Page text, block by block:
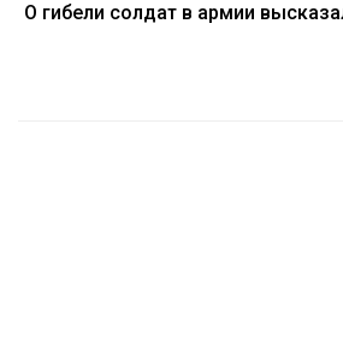
О гибели солдат в армии